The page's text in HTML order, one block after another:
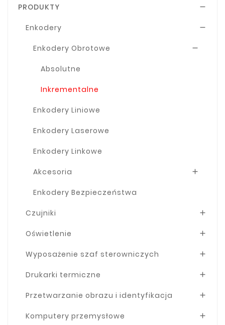
PRODUKTY 
Enkodery 
Enkodery Obrotowe 
Absolutne
Inkrementalne
Enkodery Liniowe
Enkodery Laserowe
Enkodery Linkowe
Akcesoria 
Enkodery Bezpieczeństwa
Czujniki 
Oświetlenie 
Wyposażenie szaf sterowniczych 
Drukarki termiczne 
Przetwarzanie obrazu i identyfikacja 
Komputery przemysłowe 